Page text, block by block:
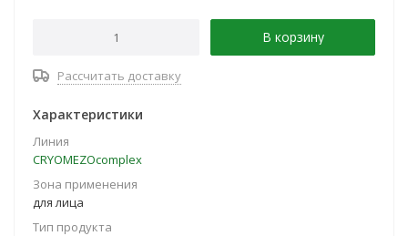
В корзину
Рассчитать доставку
Характеристики
Линия
CRYOMEZOcomplex
Зона применения
для лица
Тип продукта